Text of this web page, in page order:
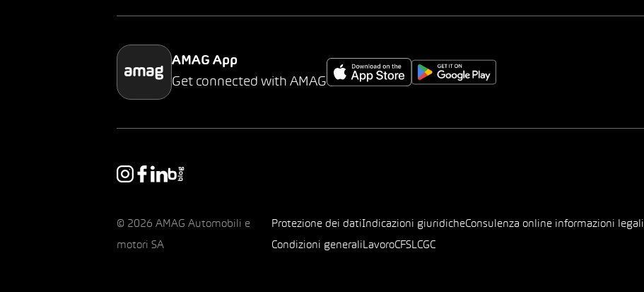
AMAG App
Get connected with AMAG
© 2026 AMAG Automobili e
motori SA
Protezione dei datiIndicazioni giuridicheConsulenza online informazioni legali
Condizioni generali LavoroCFSLCGC